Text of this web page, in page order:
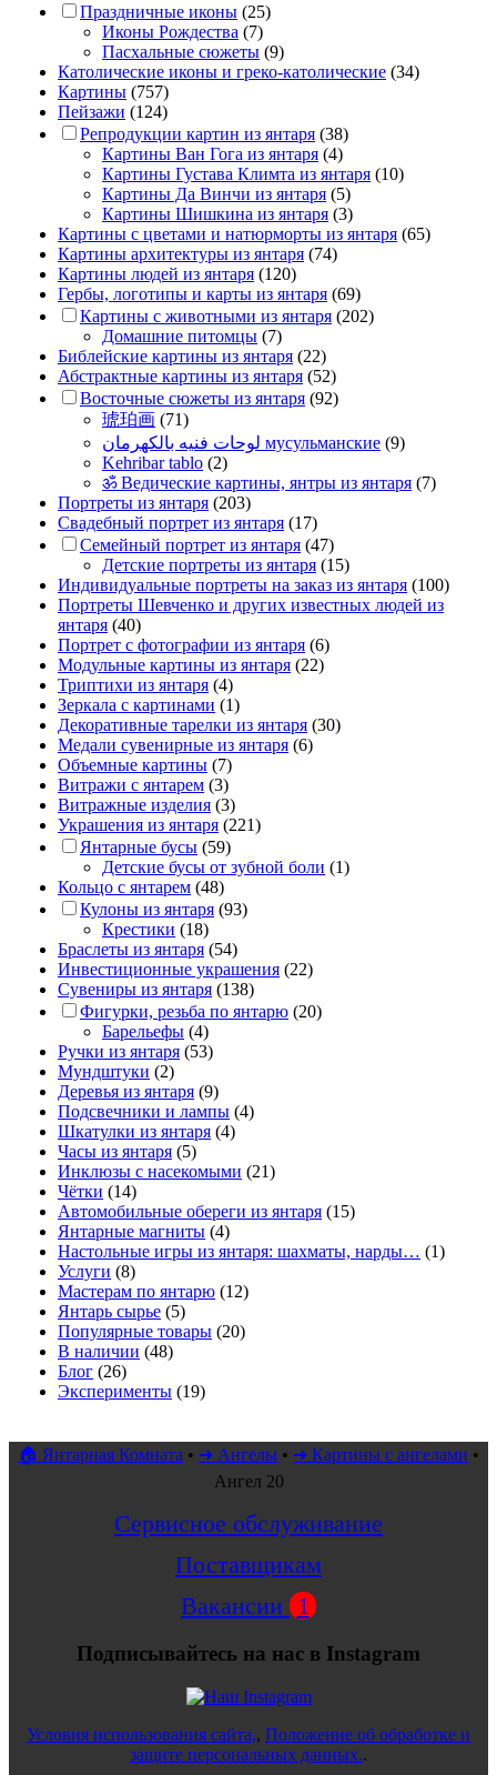
Праздничные иконы (25)
Иконы Рождества (7)
Пасхальные сюжеты (9)
Католические иконы и греко-католические (34)
Картины (757)
Пейзажи (124)
Репродукции картин из янтаря (38)
Картины Ван Гога из янтаря (4)
Картины Густава Климта из янтаря (10)
Картины Да Винчи из янтаря (5)
Картины Шишкина из янтаря (3)
Картины с цветами и натюрморты из янтаря (65)
Картины архитектуры из янтаря (74)
Картины людей из янтаря (120)
Гербы, логотипы и карты из янтаря (69)
Картины с животными из янтаря (202)
Домашние питомцы (7)
Библейские картины из янтаря (22)
Абстрактные картины из янтаря (52)
Восточные сюжеты из янтаря (92)
琥珀画 (71)
لوحات فنيه بالكهرمان мусульманские (9)
Kehribar tablo (2)
ॐ Ведические картины, янтры из янтаря (7)
Портреты из янтаря (203)
Свадебный портрет из янтаря (17)
Семейный портрет из янтаря (47)
Детские портреты из янтаря (15)
Индивидуальные портреты на заказ из янтаря (100)
Портреты Шевченко и других известных людей из
янтаря (40)
Портрет c фотографии из янтаря (6)
Модульные картины из янтаря (22)
Триптихи из янтаря (4)
Зеркала с картинами (1)
Декоративные тарелки из янтаря (30)
Медали сувенирные из янтаря (6)
Объемные картины (7)
Витражи с янтарем (3)
Витражные изделия (3)
Украшения из янтаря (221)
Янтарные бусы (59)
Детские бусы от зубной боли (1)
Кольцо с янтарем (48)
Кулоны из янтаря (93)
Крестики (18)
Браслеты из янтаря (54)
Инвестиционные украшения (22)
Сувениры из янтаря (138)
Фигурки, резьба по янтарю (20)
Барельефы (4)
Ручки из янтаря (53)
Мундштуки (2)
Деревья из янтаря (9)
Подсвечники и лампы (4)
Шкатулки из янтаря (4)
Часы из янтаря (5)
Инклюзы с насекомыми (21)
Чётки (14)
Автомобильные обереги из янтаря (15)
Янтарные магниты (4)
Настольные игры из янтаря: шахматы, нарды… (1)
Услуги (8)
Мастерам по янтарю (12)
Янтарь сырье (5)
Популярные товары (20)
В наличии (48)
Блог (26)
Эксперименты (19)
🏠 Янтарная Комната • ➜ Ангелы • ➜ Картины с ангелами •
Ангел 20
Сервисное обслуживание
Поставщикам
Вакансии 1
Подписывайтесь на нас в Instagram
Условия использования сайта,, Положение об обработке и
защите персональных данных..